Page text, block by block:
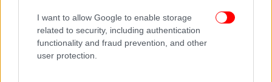
I want to allow Google to enable storage
related to security, including authentication
functionality and fraud prevention, and other
user protection.
πρωθυπουργός της χώρας
Ακόμα, κυκλοφόρησε petition, που έχουν
υπογράψει χιλιάδες άτομα, που κατηγορεί τους